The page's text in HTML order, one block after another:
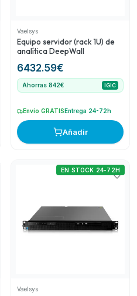
Vaelsys
Equipo servidor (rack 1U) de
analítica DeepWall
6432.59€
Ahorras 842€ IGIC
Envío GRATISEntrega 24-72h
Añadir
Vaelsys
EN STOCK 24-72H